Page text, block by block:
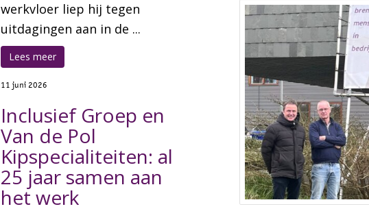
werkvloer liep hij tegen
uitdagingen aan in de ...
Lees meer
11 juni 2026
Inclusief Groep en
Van de Pol
Kipspecialiteiten: al
25 jaar samen aan
het werk